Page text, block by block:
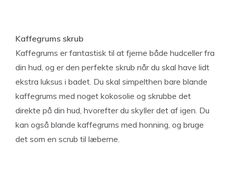
Kaffegrums skrub
Kaffegrums er fantastisk til at fjerne både hudceller fra
din hud, og er den perfekte skrub når du skal have lidt
ekstra luksus i badet. Du skal simpelthen bare blande
kaffegrums med noget kokosolie og skrubbe det
direkte på din hud, hvorefter du skyller det af igen. Du
kan også blande kaffegrums med honning, og bruge
det som en scrub til læberne.